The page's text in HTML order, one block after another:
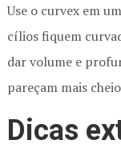
Use o curvex em
cílios fiquem
dar volume e
pareçam mais
Dicas